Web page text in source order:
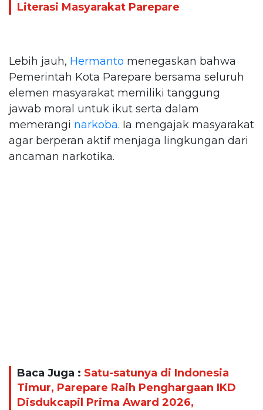
Literasi Masyarakat Parepare
Lebih jauh, Hermanto menegaskan bahwa
Pemerintah Kota Parepare bersama seluruh
elemen masyarakat memiliki tanggung
jawab moral untuk ikut serta dalam
memerangi narkoba. Ia mengajak masyarakat
agar berperan aktif menjaga lingkungan dari
ancaman narkotika.
Baca Juga : Satu-satunya di Indonesia
Timur, Parepare Raih Penghargaan IKD
Disdukcapil Prima Award 2026,